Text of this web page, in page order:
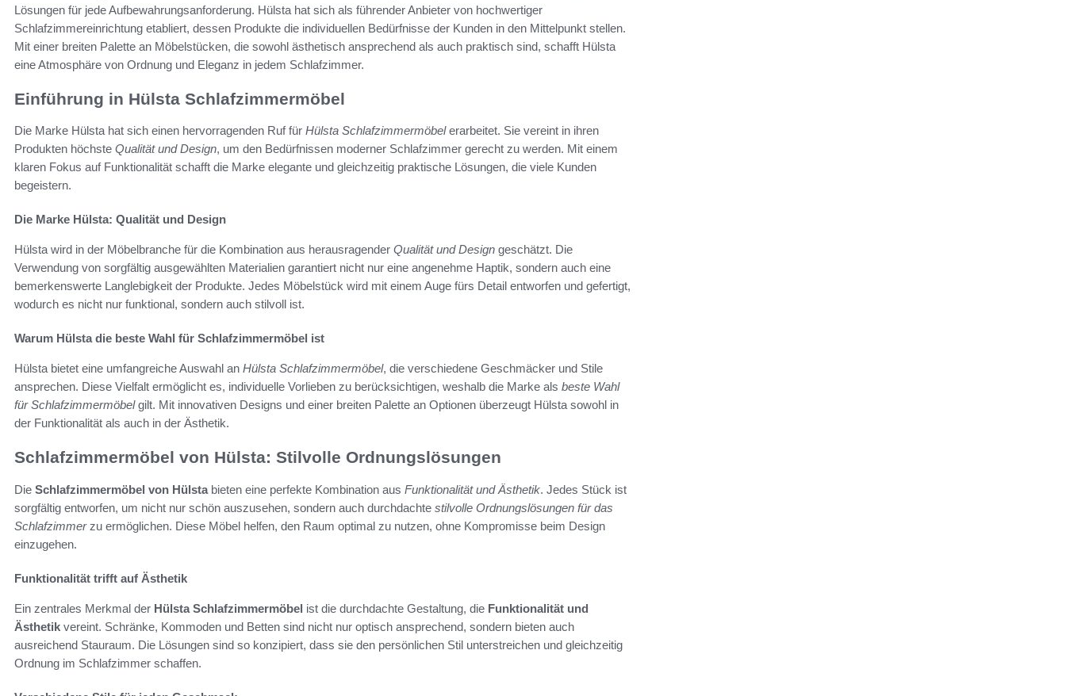
Lösungen für jede Aufbewahrungsanforderung. Hülsta hat sich als führender Anbieter von hochwertiger
Schlafzimmereinrichtung etabliert, dessen Produkte die individuellen Bedürfnisse der Kunden in den Mittelpunkt stellen.
Mit einer breiten Palette an Möbelstücken, die sowohl ästhetisch ansprechend als auch praktisch sind, schafft Hülsta
eine Atmosphäre von Ordnung und Eleganz in jedem Schlafzimmer.
Einführung in Hülsta Schlafzimmermöbel
Die Marke Hülsta hat sich einen hervorragenden Ruf für Hülsta Schlafzimmermöbelerarbeitet. Sie vereint in ihren
Produkten höchste Qualität und Design, um den Bedürfnissen moderner Schlafzimmer gerecht zu werden. Mit einem
klaren Fokus auf Funktionalität schafft die Marke elegante und gleichzeitig praktische Lösungen, die viele Kunden
begeistern.
Die Marke Hülsta: Qualität und Design
Hülsta wird in der Möbelbranche für die Kombination aus herausragender Qualität und Design geschätzt. Die
Verwendung von sorgfältig ausgewählten Materialien garantiert nicht nur eine angenehme Haptik, sondern auch eine
bemerkenswerte Langlebigkeit der Produkte. Jedes Möbelstück wird mit einem Auge fürs Detail entworfen und gefertigt,
wodurch es nicht nur funktional, sondern auch stilvoll ist.
Warum Hülsta die beste Wahl für Schlafzimmermöbel ist
Hülsta bietet eine umfangreiche Auswahl an Hülsta Schlafzimmermöbel, die verschiedene Geschmäcker und Stile
ansprechen. Diese Vielfalt ermöglicht es, individuelle Vorlieben zu berücksichtigen, weshalb die Marke als beste Wahl
für Schlafzimmermöbelgilt. Mit innovativen Designs und einer breiten Palette an Optionen überzeugt Hülsta sowohl in
der Funktionalität als auch in der Ästhetik.
Schlafzimmermöbel von Hülsta: Stilvolle Ordnungslösungen
Die Schlafzimmermöbel von Hülstabieten eine perfekte Kombination aus Funktionalität und Ästhetik. Jedes Stück ist
sorgfältig entworfen, um nicht nur schön auszusehen, sondern auch durchdachte stilvolle Ordnungslösungen für das
Schlafzimmerzu ermöglichen. Diese Möbel helfen, den Raum optimal zu nutzen, ohne Kompromisse beim Design
einzugehen.
Funktionalität trifft auf Ästhetik
Ein zentrales Merkmal der Hülsta Schlafzimmermöbel ist die durchdachte Gestaltung, die Funktionalität und
Ästhetik vereint. Schränke, Kommoden und Betten sind nicht nur optisch ansprechend, sondern bieten auch
ausreichend Stauraum. Die Lösungen sind so konzipiert, dass sie den persönlichen Stil unterstreichen und gleichzeitig
Ordnung im Schlafzimmer schaffen.